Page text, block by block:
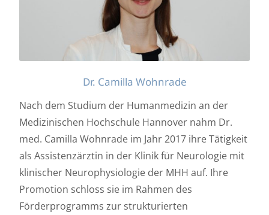
Dr. Camilla Wohnrade
Nach dem Studium der Humanmedizin an der
Medizinischen Hochschule Hannover nahm Dr.
med. Camilla Wohnrade im Jahr 2017 ihre Tätigkeit
als Assistenzärztin in der Klinik für Neurologie mit
klinischer Neurophysiologie der MHH auf. Ihre
Promotion schloss sie im Rahmen des
Förderprogramms zur strukturierten